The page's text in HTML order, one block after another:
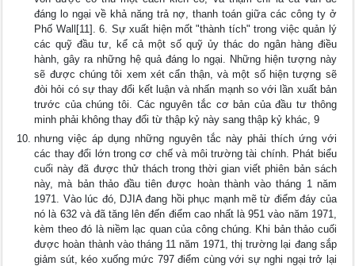
đáng lo ngại về khả năng trả nợ, thanh toán giữa các công ty ở
Phố Wall[11]. 6. Sự xuất hiện mốt "thành tích" trong việc quản lý
các quỹ đầu tư, kể cả một số quỹ ủy thác do ngân hàng điều
hành, gây ra những hệ quả đáng lo ngại. Những hiện tượng này
sẽ được chúng tôi xem xét cẩn thận, và một số hiện tượng sẽ
đòi hỏi có sự thay đổi kết luận và nhấn mạnh so với lần xuất bản
trước của chúng tôi. Các nguyên tắc cơ bản của đầu tư thông
minh phải không thay đổi từ thập kỷ này sang thập kỷ khác, 9
nhưng việc áp dụng những nguyên tắc này phải thích ứng với
các thay đổi lớn trong cơ chế và môi trường tài chính. Phát biểu
cuối này đã được thử thách trong thời gian viết phiên bản sách
này, mà bản thảo đầu tiên được hoàn thành vào tháng 1 năm
1971. Vào lúc đó, DJIA đang hồi phục mạnh mẽ từ điểm đáy của
nó là 632 và đã tăng lên đến điểm cao nhất là 951 vào năm 1971,
kèm theo đó là niềm lạc quan của công chúng. Khi bản thảo cuối
được hoàn thành vào tháng 11 năm 1971, thị trường lại đang sắp
giảm sút, kéo xuống mức 797 điểm cùng với sự nghi ngại trở lại